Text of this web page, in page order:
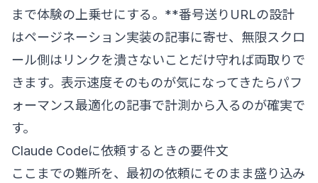
まで体験の上乗せにする。**番号送りURLの設計
はページネーション実装の記事に寄せ、無限スクロ
ール側はリンクを潰さないことだけ守れば両取りで
きます。表示速度そのものが気になってきたらパフ
ォーマンス最適化の記事で計測から入るのが確実で
す。
Claude Codeに依頼するときの要件文
ここまでの難所を、最初の依頼にそのまま盛り込み